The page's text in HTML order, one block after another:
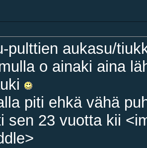
pulttien aukasu/
o ainaki aina
piti ehkä vähä
sen 23 vuotta kii